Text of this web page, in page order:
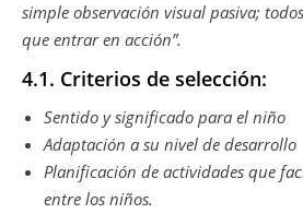
simple observación visual pasiva;
que entrar en acción”.
4.1. Criterios de selección:
Sentido y significado para el niño
Adaptación a su nivel de desarrollo
Planificación de actividades que
entre los niños.